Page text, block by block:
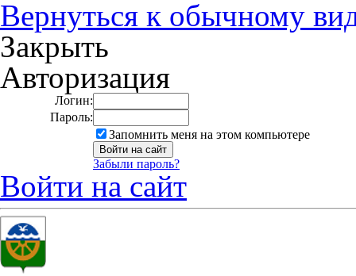
Вернуться к обычному
Закрыть
Авторизация
Логин:
Пароль:
Запомнить меня на этом компьютере
Забыли пароль?
Войти на сайт